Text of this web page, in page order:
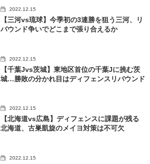
2022.12.15
【三河vs琉球】今季初の3連勝を狙う三河、リ
バウンド争いでどこまで張り合えるか
2022.12.15
【千葉Jvs茨城】東地区首位の千葉Jに挑む茨
城…勝敗の分かれ目はディフェンスリバウンド
2022.12.15
【北海道vs広島】ディフェンスに課題が残る
北海道、古巣凱旋のメイヨ対策は不可欠
2022.12.15